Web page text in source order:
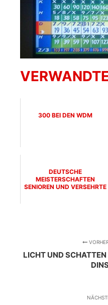
300 BEI DEN WDM
DEUTSCHE
MEISTERSCHAFTEN
SENIOREN UND VERSEHRTE
LICHT UND